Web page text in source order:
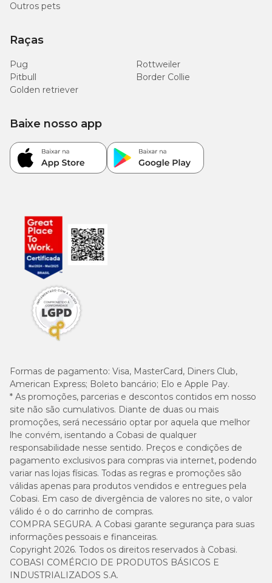
Outros pets
Raças
Pug
Rottweiler
Pitbull
Border Collie
Golden retriever
Formas de pagamento: Visa, MasterCard, Diners Club,
American Express; Boleto bancário; Elo e Apple Pay.
* As promoções, parcerias e descontos contidos em nosso
site não são cumulativos. Diante de duas ou mais
promoções, será necessário optar por aquela que melhor
lhe convém, isentando a Cobasi de qualquer
responsabilidade nesse sentido. Preços e condições de
pagamento exclusivos para compras via internet, podendo
variar nas lojas físicas. Todas as regras e promoções são
válidas apenas para produtos vendidos e entregues pela
Cobasi. Em caso de divergência de valores no site, o valor
válido é o do carrinho de compras.
COMPRA SEGURA. A Cobasi garante segurança para suas
informações pessoais e financeiras.
Copyright 2026. Todos os direitos reservados à Cobasi.
COBASI COMÉRCIO DE PRODUTOS BÁSICOS E
INDUSTRIALIZADOS S.A.
Baixe nosso app